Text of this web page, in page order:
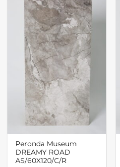
Peronda Museum
DREAMY ROAD
AS/60X120/C/R